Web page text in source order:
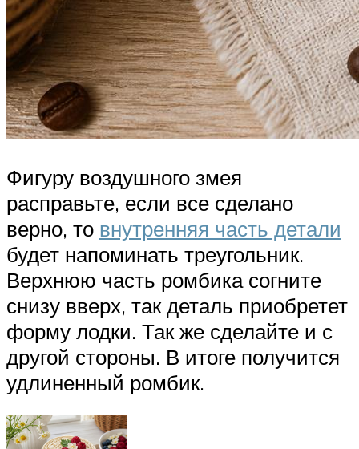
Фигуру воздушного змея
расправьте, если все сделано
верно, то внутренняя часть детали
будет напоминать треугольник.
Верхнюю часть ромбика согните
снизу вверх, так деталь приобретет
форму лодки. Так же сделайте и с
другой стороны. В итоге получится
удлиненный ромбик.